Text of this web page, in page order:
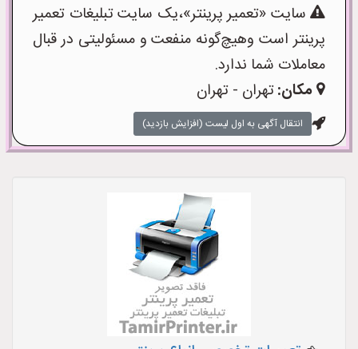
سایت «تعمیر پرینتر»،یک سایت تبلیغات تعمیر
پرینتر است وهیچ‌گونه منفعت و مسئولیتی در قبال
معاملات شما ندارد.
مکان:تهران - تهران
انتقال آگهی به اول لیست (افزایش بازدید)